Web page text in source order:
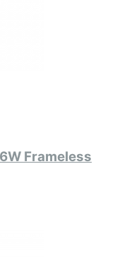
Frameless